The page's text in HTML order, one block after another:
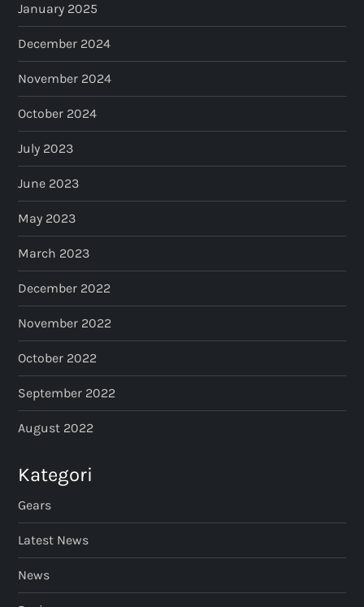
January 2025
December 2024
November 2024
October 2024
July 2023
June 2023
May 2023
March 2023
December 2022
November 2022
October 2022
September 2022
August 2022
Kategori
Gears
Latest News
News